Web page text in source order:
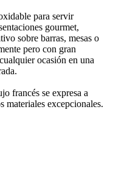
para servir
gourmet,
sobre barras, mesas o
pero con gran
ocasión en una
francés se expresa a
materiales excepcionales.